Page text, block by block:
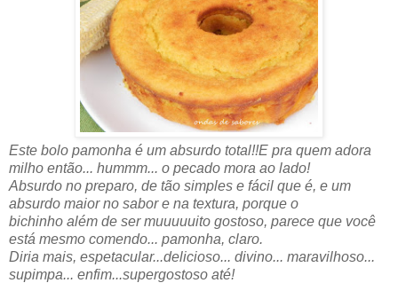
Este bolo pamonha é um absurdo total!!E pra quem adora
milho então... hummm... o pecado mora ao lado!
Absurdo no preparo, de tão simples e fácil que é, e um
absurdo maior no sabor e na textura, porque o
bichinho além de ser muuuuuito gostoso, parece que você
está mesmo comendo... pamonha, claro.
Diria mais, espetacular...delicioso... divino... maravilhoso...
supimpa... enfim...supergostoso até!